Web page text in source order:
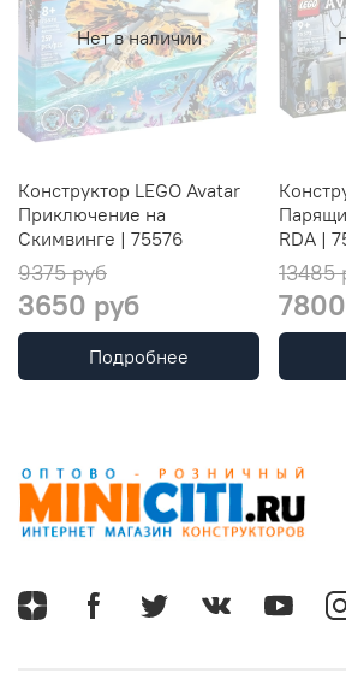
Нет в наличии
Конструктор LEGO Avatar
Приключение на
Скимвинге | 75576
9375 руб
3650 руб
Подробнее
RDA |
13485